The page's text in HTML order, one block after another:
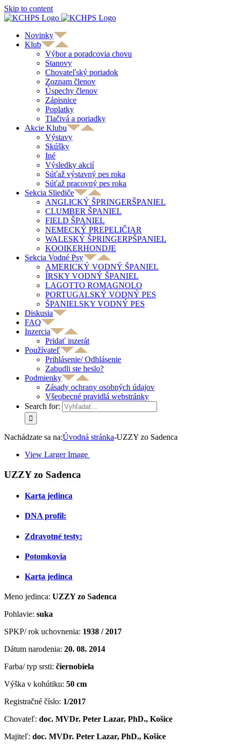
Skip to content
Novinky
Klub
Výbor a poradcovia chovu
Stanovy
Chovateľský poriadok
Zoznam členov
Úspechy členov
Zápisnice
Poplatky
Tlačivá a poriadky
Akcie Klubu
Výstavy
Skúšky
Iné
Výsledky akcií
Súťaž výstavný pes roka
Súťaž pracovný pes roka
Sekcia Sliediče
ANGLICKÝ ŠPRINGERŠPANIEL
CLUMBER ŠPANIEL
FIELD ŠPANIEL
NEMECKÝ PREPELIČIAR
WALESKÝ ŠPRINGERPŠPANIEL
KOOIKERHONDJE
Sekcia Vodné Psy
AMERICKÝ VODNÝ ŠPANIEL
ÍRSKY VODNÝ ŠPANIEL
LAGOTTO ROMAGNOLO
PORTUGALSKÝ VODNÝ PES
ŠPANIELSKY VODNÝ PES
Diskusia
FAQ
Inzercia
Pridať inzerát
Používateľ
Prihlásenie/ Odhlásenie
Zabudli ste heslo?
Podmienky
Zásady ochrany osobných údajov
Všeobecné pravidlá webstránky
Search for:
Nachádzate sa na:Úvodná stránka-UZZY zo Sadenca
View Larger Image
UZZY zo Sadenca
Karta jedinca
DNA profil:
Zdravotné testy:
Potomkovia
Karta jedinca
Meno jedinca: UZZY zo Sadenca
Pohlavie: suka
SPKP/ rok uchovnenia: 1938 / 2017
Dátum narodenia: 20. 08. 2014
Farba/ typ srsti: čiernobiela
Výška v kohútiku: 50 cm
Registračné číslo: 1/2017
Chovateľ: doc. MVDr. Peter Lazar, PhD., Košice
Majiteľ: doc. MVDr. Peter Lazar, PhD., Košice